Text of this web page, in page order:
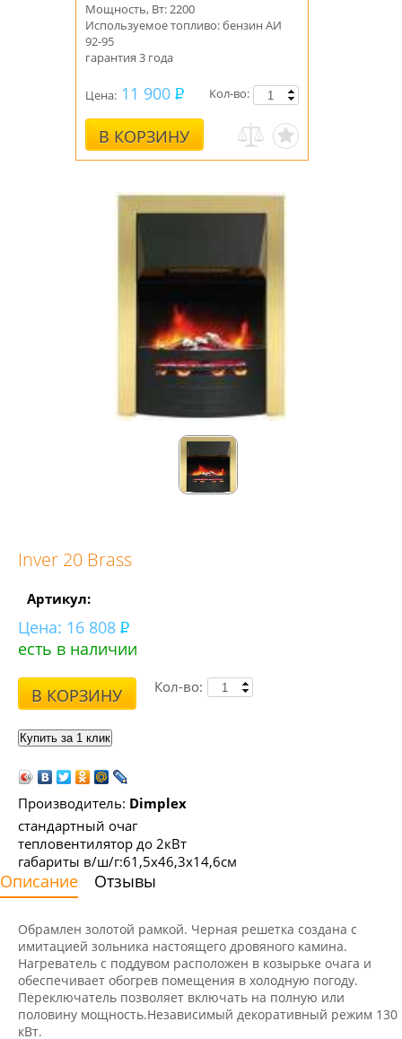
Мощность, Вт: 2200
Используемое топливо: бензин АИ
92-95
гарантия 3 года
Цена: 11 900
В КОРЗИНУ
Кол-во:
Inver 20 Brass
Артикул:
Цена: 16 808
есть в наличии
В КОРЗИНУ Кол-во:
Производитель: Dimplex
стандартный очаг
тепловентилятор до 2кВт
габариты в/ш/г:61,5х46,3х14,6см
Описание Отзывы
Обрамлен золотой рамкой. Черная решетка создана с
имитацией зольника настоящего дровяного камина.
Нагреватель с поддувом расположен в козырьке очага и
обеспечивает обогрев помещения в холодную погоду.
Переключатель позволяет включать на полную или
половину мощность.Независимый декоративный режим 130
кВт.